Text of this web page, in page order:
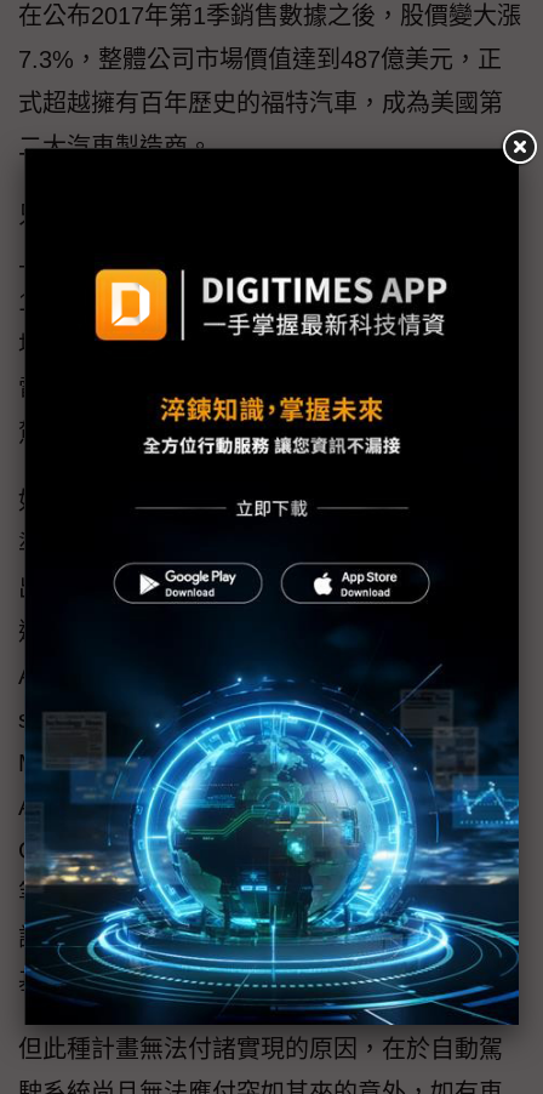
在公布2017年第1季銷售數據之後，股價變大漲
7.3%，整體公司市場價值達到487億美元，正
式超越擁有百年歷史的福特汽車，成為美國第
二大汽車製造商。
只是受限於產能上的限制，特斯拉汽車2017年
上半年銷售量僅5萬台左右，年度整體銷售量約
10萬台，僅約福斯集團、豐田集團的1%，但市
場價值仍然不斷飆升的關鍵，在於擁有領先的
電動電池管理技術，以及累積長達2億公里的自
駕車經驗。
如同前述無人機發展歷程，在各類感測元件精
準度大幅進步下，各家汽車製造商早已陸續推
出多種先進汽車駕駛輔助科技，如主動式定速
巡航控制系統(Adaptive Cruise Control；
ACC)、汽車防撞系統(collision avoidance
system)、盲點偵測系統(Blind Spot
Monitoring；BSM)、車道變換輔助系統(Side
Assist)、主動式智慧煞車輔助系統(Forward
Collision Mitigation；FCM)、自動停車系統等
等。因此，理論上只要搭配圖資業者的地圖資
訊，以及運算能力日益成熟的人工智慧系統，
基本上便可設計出一套自動駕駛系統。
但此種計畫無法付諸實現的原因，在於自動駕